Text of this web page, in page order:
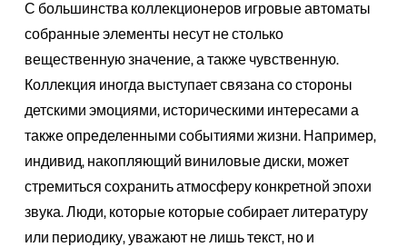
С большинства коллекционеров игровые автоматы
собранные элементы несут не столько
вещественную значение, а также чувственную.
Коллекция иногда выступает связана со стороны
детскими эмоциями, историческими интересами а
также определенными событиями жизни. Например,
индивид, накопляющий виниловые диски, может
стремиться сохранить атмосферу конкретной эпохи
звука. Люди, которые которые собирает литературу
или периодику, уважают не лишь текст, но и